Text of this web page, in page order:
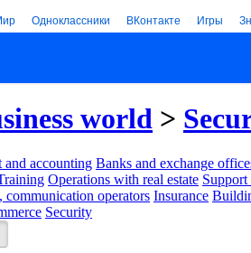
Одноклассники ВКонтакте Игры
world >
and accounting Banks and exchange
Operations with real estate Support
communication operators Insurance
Security